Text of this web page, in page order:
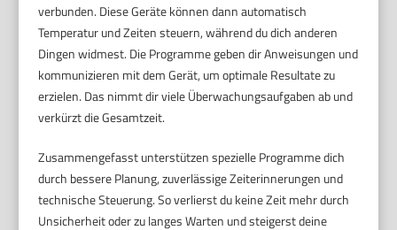
verbunden. Diese Geräte können dann automatisch
Temperatur und Zeiten steuern, während du dich anderen
Dingen widmest. Die Programme geben dir Anweisungen und
kommunizieren mit dem Gerät, um optimale Resultate zu
erzielen. Das nimmt dir viele Überwachungsaufgaben ab und
verkürzt die Gesamtzeit.
Zusammengefasst unterstützen spezielle Programme dich
durch bessere Planung, zuverlässige Zeiterinnerungen und
technische Steuerung. So verlierst du keine Zeit mehr durch
Unsicherheit oder zu langes Warten und steigerst deine